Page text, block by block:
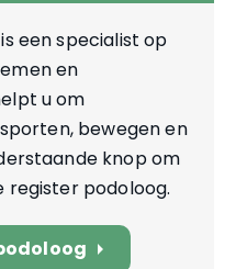
een specialist op
en
u om
bewegen en
knop om
register podoloog.
arrow_right